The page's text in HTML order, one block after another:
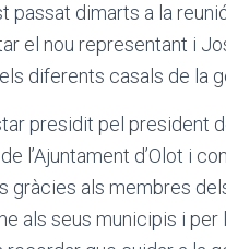
dimarts a la
el nou representant i
diferents casals de la
presidit pel president
l’Ajuntament d’Olot i
gràcies als membres
als seus municipis i